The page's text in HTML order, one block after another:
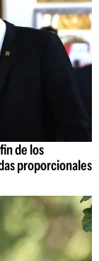
de los
proporcionales